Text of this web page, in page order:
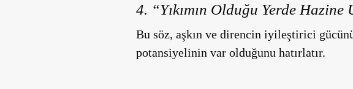
4. “Yıkımın Olduğu Yerde Hazine
Bu söz, aşkın ve direncin iyileştirici
potansiyelinin var olduğunu hatırlatır.